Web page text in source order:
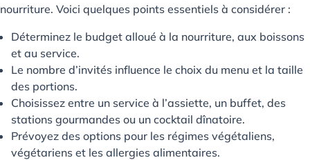
nourriture. Voici quelques points essentiels à considérer :
Déterminez le budget alloué à la nourriture, aux boissons
et au service.
Le nombre d’invités influence le choix du menu et la taille
des portions.
Choisissez entre un service à l’assiette, un buffet, des
stations gourmandes ou un cocktail dînatoire.
Prévoyez des options pour les régimes végétaliens,
végétariens et les allergies alimentaires.